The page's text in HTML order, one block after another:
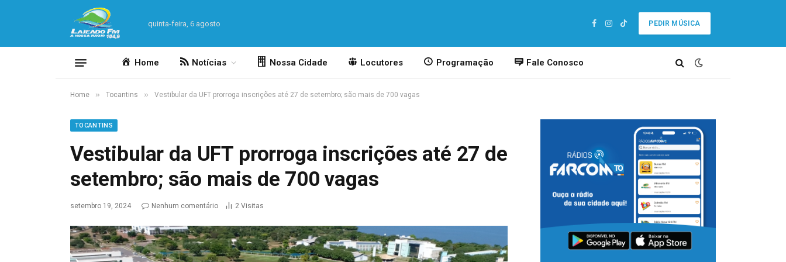
quinta-feira, 6 agosto
Facebook
Instagram
TikTok
PEDIR MÚSICA
Home Notícias Nossa Cidade Locutores Programação Fale Conosco
Home » Tocantins » Vestibular da UFT prorroga inscrições até 27 de setembro; são mais de 700 vagas
TOCANTINS
Vestibular da UFT prorroga inscrições até 27 de
setembro; são mais de 700 vagas
setembro 19, 2024 Nenhum comentário 2 Visitas